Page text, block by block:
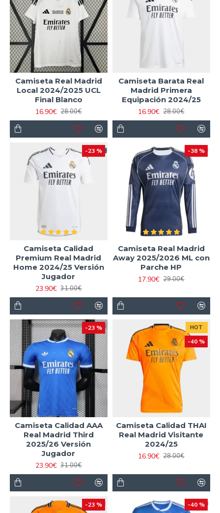
fútbolque encarnan la grandeza del Real Madrid y te
permiten lucir el orgullo merengue con estilo, disponibles
ahora a un precio que hará latir tu corazón blanco.
Camiseta Real Madrid
Local 2024/2025 UCL
Final Blanco
16.90€ 28.00€
Camiseta Barata Real
Madrid Primera
Equipación 2024/25
16.90€ 28.00€
-23 %
Camiseta Calidad
Premium Real Madrid
Home 2024/25 Versión
Jugador
23.90€ 31.00€
-38 %
Camiseta Real Madrid
Away 2025/2026 ML con
Parche HP
17.90€ 29.00€
-23 %
Camiseta Calidad AAA
Real Madrid Third
2025/26 Versión
Jugador
23.90€ 31.00€
HOT
-40 %
Camiseta Calidad THAI
Real Madrid Visitante
2024/25
16.90€ 28.00€
-23 % -40 %